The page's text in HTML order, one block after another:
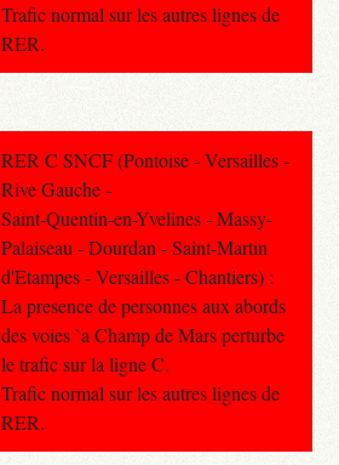
Trafic normal sur les autres lignes de
RER.
RER C SNCF (Pontoise - Versailles -
Rive Gauche -
Saint-Quentin-en-Yvelines - Massy-
Palaiseau - Dourdan - Saint-Martin
d'Etampes - Versailles - Chantiers) :
La presence de personnes aux abords
des voies `a Champ de Mars perturbe
le trafic sur la ligne C.
Trafic normal sur les autres lignes de
RER.